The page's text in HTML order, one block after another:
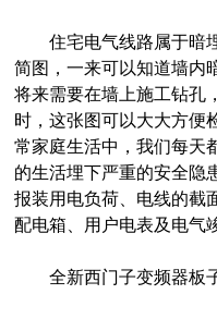
住宅电气线路属于暗埋
简图，一来可以知道墙内
将来需要在墙上施工钻孔
时，这张图可以大大方便
常家庭生活中，我们每天
的生活埋下严重的安全隐
报装用电负荷、电线的截
配电箱、用户电表及电气
全新西门子变频器板